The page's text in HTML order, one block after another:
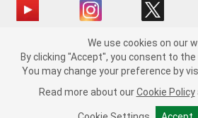
We use cookies on our website. By
to the use of All the
You may change your preference by
Read more about our Cookie Policy
Copyright © 2008-2026 O’Reilly Auto Parts v
catalog_main
Política de privacidad
Ley de transparencia
de California
We use cookies on our
By clicking "Accept", you consent to
You may change your preference by
Read more about our Cookie Policy